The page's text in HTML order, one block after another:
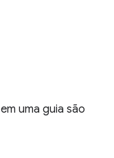
uma guia são